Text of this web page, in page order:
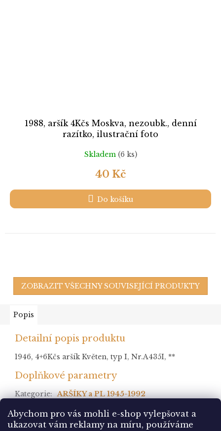
Abychom pro vás mohli e-shop vylepšovat a
ukazovat vám reklamy na míru, používáme
1988, aršík 4Kčs Moskva, nezoubk., denní
razítko, ilustrační foto
Skladem (6 ks)
40 Kč
Do košíku
ZOBRAZIT VŠECHNY SOUVISEJÍCÍ PRODUKTY
Popis
Detailní popis produktu
1946, 4+6Kčs aršík Květen, typ I, Nr.A435I, **
Doplňkové parametry
Kategorie: ARŠÍKY a PL 1945-1992